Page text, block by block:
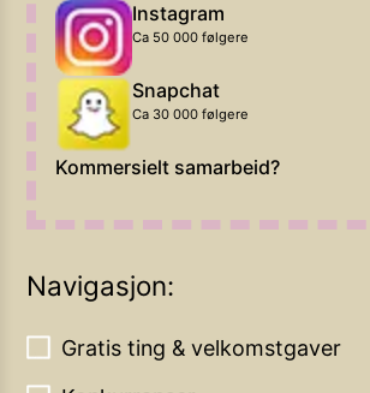
Instagram
Ca 50 000 følgere
Snapchat
Ca 30 000 følgere
Kommersielt samarbeid?
Navigasjon:
Gratis ting & velkomstgaver